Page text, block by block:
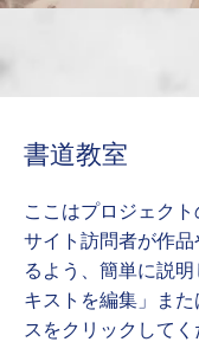
書道教室
ここはプロジェクト
サイト訪問者が作
るよう、簡単に説
キストを編集」ま
スをクリックしてく